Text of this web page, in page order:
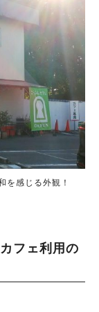
を感じる外観！
フェ利用の